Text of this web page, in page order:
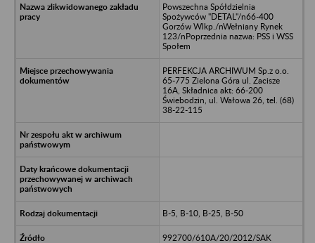
Powszechna Spółdzielnia
Spożywców "DETAL"/n66-400
Gorzów Wlkp./nWełniany Rynek
123/nPoprzednia nazwa: PSS i WSS
Społem
PERFEKCJA ARCHIWUM Sp.z o.o.
65-775 Zielona Góra ul. Zacisze
16A, Składnica akt: 66-200
Świebodzin, ul. Wałowa 26, tel. (68)
38-22-115
B-5, B-10, B-25, B-50
992700/610A/20/2012/SAK